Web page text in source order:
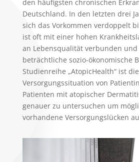
den häufigsten chronischen
Deutschland. In den letzten drei
sich das Vorkommen verdoppelt
ist oft mit einer hohen
an Lebensqualität verbunden
beträchtliche sozio-ökonomische
Studienreihe „AtopicHealth“ ist die
Versorgungssituation von
Patienten mit atopischer
genauer zu untersuchen um
vorhandene Versorgungslücken